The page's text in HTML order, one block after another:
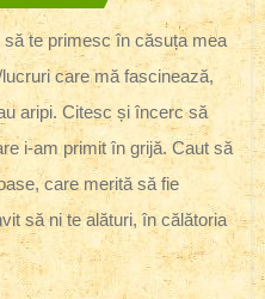
te primesc în căsuța mea
care mă fascinează,
aripi. Citesc și încerc să
i-am primit în grijă. Caut să
care merită să fie
să ni te alături, în călătoria